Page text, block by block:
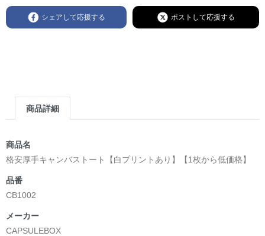
シェアして応援する ポストして応援する
商品詳細
商品名
格安厚手キャンバストート【白プリントあり】【1枚から低価格】
品番
CB1002
メーカー
CAPSULEBOX